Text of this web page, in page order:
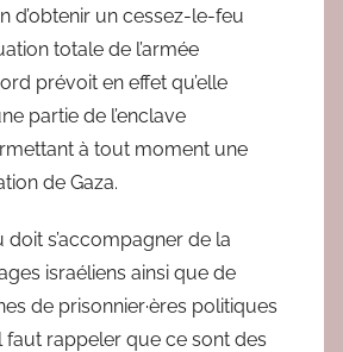
d’obtenir un cessez-le-feu
totale de l’armée
prévoit en effet qu’elle
partie de l’enclave
à tout moment une
de Gaza.
s’accompagner de la
israéliens ainsi que de
de prisonnier·ères politiques
faut rappeler que ce sont des